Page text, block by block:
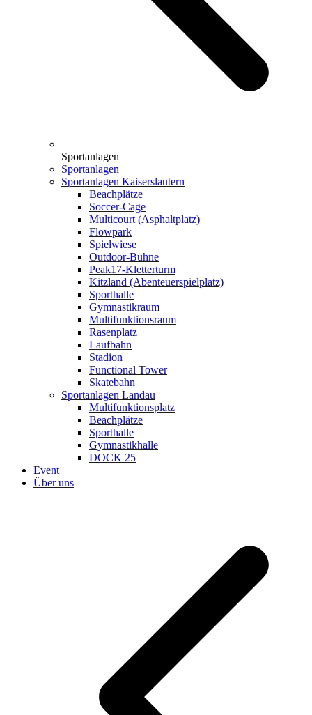
Sportanlagen
Sportanlagen
Sportanlagen Kaiserslautern
Beachplätze
Soccer-Cage
Multicourt (Asphaltplatz)
Flowpark
Spielwiese
Outdoor-Bühne
Peak17-Kletterturm
Kitzland (Abenteuerspielplatz)
Sporthalle
Gymnastikraum
Multifunktionsraum
Rasenplatz
Laufbahn
Stadion
Functional Tower
Skatebahn
Sportanlagen Landau
Multifunktionsplatz
Beachplätze
Sporthalle
Gymnastikhalle
DOCK 25
Event
Über uns